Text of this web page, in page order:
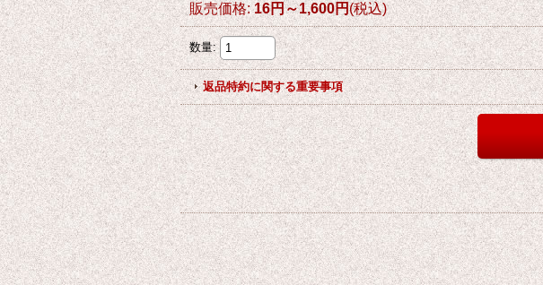
販売価格: 16円～1,600円(税込)
数量:
返品特約に関する重要事項